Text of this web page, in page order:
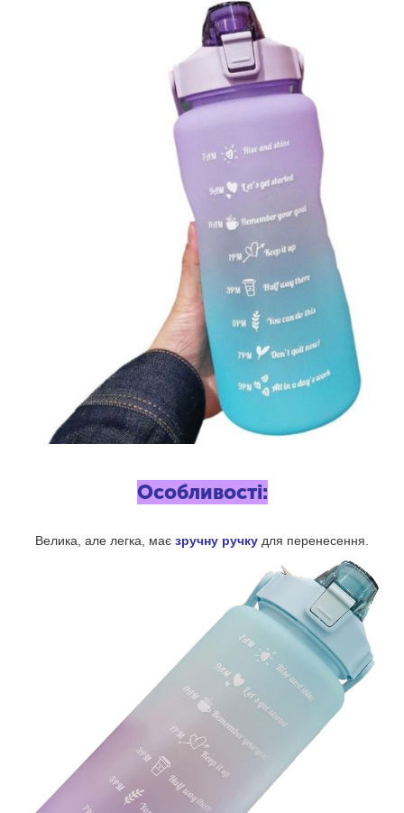
Особливості:
Велика, але легка, має зручну ручку для перенесення.